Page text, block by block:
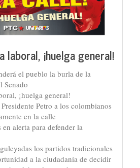
¡huelga general!
el pueblo la burla de la
Senado
¡huelga general!
Petro a los colombianos
en la calle
alerta para defender la
los partidos tradicionales
a la ciudadanía de decidir